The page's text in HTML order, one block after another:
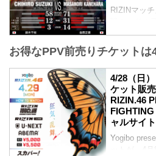
変更前：
変更後：
【1/18更新
RIZIN.47の
変更前：5
変更後：4
Yogibo
RYOKKE
RIZINマッ
戦カードの
ーンやスト
ば、試合観
前に是非チ
※見所解説
更新情報
【1/31更新
大会名が以
変更前：
変更後：
試合順
第10試合
お得なPPV前売りチケットは
4/28（日
ケット販
RIZIN.46
ャルサイト
Yogibo
ットが、4